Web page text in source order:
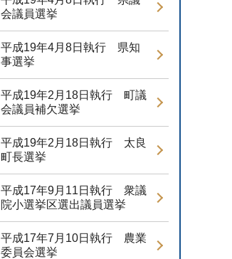
会議員選挙
平成19年4月8日執行 県知
事選挙
平成19年2月18日執行 町議
会議員補欠選挙
平成19年2月18日執行 太良
町長選挙
平成17年9月11日執行 衆議
院小選挙区選出議員選挙
平成17年7月10日執行 農業
委員会選挙